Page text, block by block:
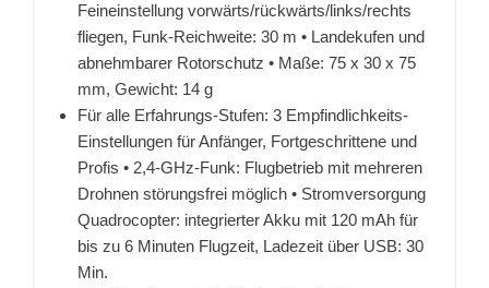
Feineinstellung vorwärts/rückwärts/links/rechts
fliegen, Funk-Reichweite: 30 m • Landekufen und
abnehmbarer Rotorschutz • Maße: 75 x 30 x 75
mm, Gewicht: 14 g
Für alle Erfahrungs-Stufen: 3 Empfindlichkeits-
Einstellungen für Anfänger, Fortgeschrittene und
Profis • 2,4-GHz-Funk: Flugbetrieb mit mehreren
Drohnen störungsfrei möglich • Stromversorgung
Quadrocopter: integrierter Akku mit 120 mAh für
bis zu 6 Minuten Flugzeit, Ladezeit über USB: 30
Min.